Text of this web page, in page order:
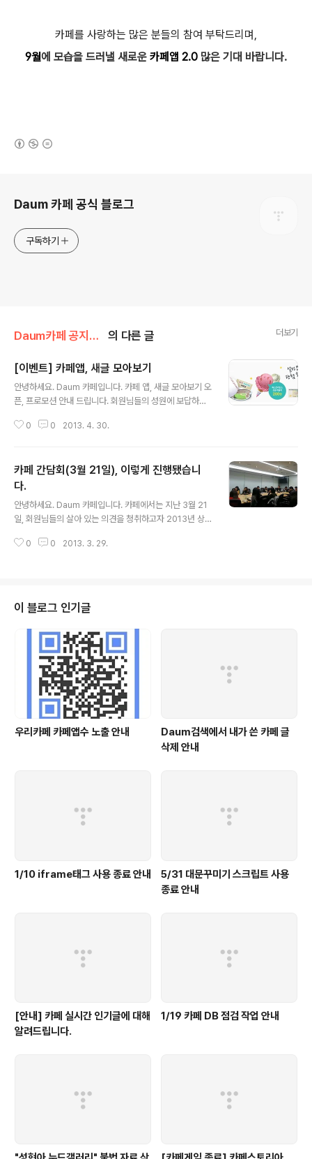
카페를 사랑하는 많은 분들의 참여 부탁드리며,
9월에 모습을 드러낼 새로운 카페앱 2.0 많은 기대 바랍니다.
Daum 카페 공식 블로그
구독하기
Daum카페 공지사항/이벤트 의 다른 글 더보기
[이벤트] 카페앱, 새글 모아보기
안녕하세요. Daum 카페입니다. 카페 앱, 새글 모아보기 오
픈, 프로모션 안내 드립니다. 회원님들의 성원에 보답하고
셔츠 등 푸짐한 경품을 준비했습니다. 많은 참여 부탁드립
0 0 2013. 4. 30.
카페 간담회(3월 21일), 이렇게 진행됐습니
다.
안녕하세요. Daum 카페입니다. 카페에서는 지난 3월 21
일, 회원님들의 살아 있는 의견을 청취하고자 2013년 상
사용자 반응, 개선 사항을 듣게 됐으며, 또 각종 불편한 진
0 0 2013. 3. 29.
이 블로그 인기글
우리카페 카페앱수 노출 안내
Daum검색에서 내가 쓴 카페 글
삭제 안내
1/10 iframe태그 사용 종료 안내
5/31 대문꾸미기 스크립트 사용
종료 안내
[안내] 카페 실시간 인기글에 대해
알려드립니다.
1/19 카페 DB 점검 작업 안내